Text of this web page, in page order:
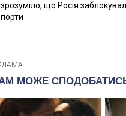
зрозуміло, що Росія
порти